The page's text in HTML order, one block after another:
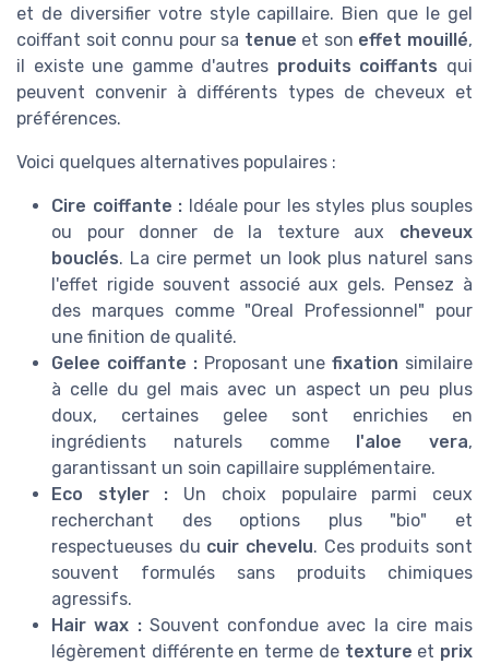
et de diversifier votre style capillaire. Bien que le gel
coiffant soit connu pour sa tenue et son effet mouillé,
il existe une gamme d'autres produits coiffants qui
peuvent convenir à différents types de cheveux et
préférences.
Voici quelques alternatives populaires :
Cire coiffante : Idéale pour les styles plus souples
ou pour donner de la texture aux cheveux
bouclés. La cire permet un look plus naturel sans
l'effet rigide souvent associé aux gels. Pensez à
des marques comme "Oreal Professionnel" pour
une finition de qualité.
Gelee coiffante :Proposant unefixation similaire
à celle du gel mais avec un aspect un peu plus
doux, certaines gelee sont enrichies en
ingrédients naturels comme
l'aloe vera,
garantissant un soin capillaire supplémentaire.
Eco styler : Un choix populaire parmi ceux
recherchant des options plus "bio" et
respectueuses du cuir chevelu. Ces produits sont
souvent formulés sans produits chimiques
agressifs.
Hair wax :Souvent confondue avec la cire mais
légèrement différente en terme de texture et prix